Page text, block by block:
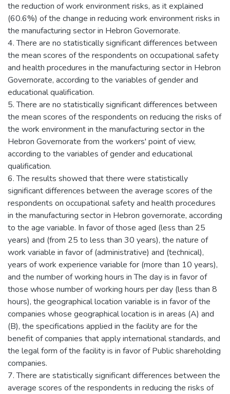
the reduction of work environment risks, as it explained
(60.6%) of the change in reducing work environment risks in
the manufacturing sector in Hebron Governorate.
4. There are no statistically significant differences between
the mean scores of the respondents on occupational safety
and health procedures in the manufacturing sector in Hebron
Governorate, according to the variables of gender and
educational qualification.
5. There are no statistically significant differences between
the mean scores of the respondents on reducing the risks of
the work environment in the manufacturing sector in the
Hebron Governorate from the workers' point of view,
according to the variables of gender and educational
qualification.
6. The results showed that there were statistically
significant differences between the average scores of the
respondents on occupational safety and health procedures
in the manufacturing sector in Hebron governorate, according
to the age variable. In favor of those aged (less than 25
years) and (from 25 to less than 30 years), the nature of
work variable in favor of (administrative) and (technical),
years of work experience variable for (more than 10 years),
and the number of working hours in The day is in favor of
those whose number of working hours per day (less than 8
hours), the geographical location variable is in favor of the
companies whose geographical location is in areas (A) and
(B), the specifications applied in the facility are for the
benefit of companies that apply international standards, and
the legal form of the facility is in favor of Public shareholding
companies.
7. There are statistically significant differences between the
average scores of the respondents in reducing the risks of